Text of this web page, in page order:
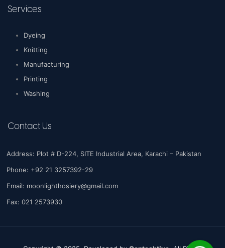
Services
Dyeing
Knitting
Manufacturing
Printing
Washing
Contact Us
Address: Plot # D-224, SITE Industrial Area, Karachi – Pakistan
Phone: +92 21 3257392-29
Email: moonlighthosiery@gmail.com
Fax: 021 2573930